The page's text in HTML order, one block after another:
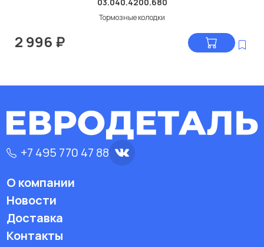
Тормозные колодки
2 996 ₽
+7 495 770 47 88
О компании
Новости
Доставка
Контакты